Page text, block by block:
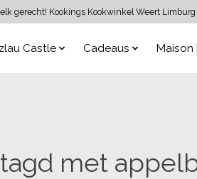
gerecht! Kookings Kookwinkel Weert
Castle Cadeaus Maison
met